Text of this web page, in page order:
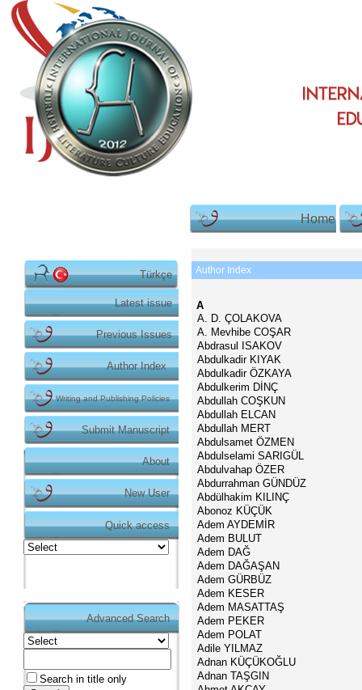
Home
Türkçe
Latest issue
Previous Issues
Author Index
Writing and Publishing Policies
Submit Manuscript
About
New User
Quick access
Advanced Search
Search in title only
Duyurular
Makale gönderimi için
tıklayınız.
https://dergipark.org.tr/tr/pub/teke
Dergimizin makale gönderme işlemi Dergipark
üzerinde gerçekleşmektedir:
https://dergipark.org.tr/tr/pub/teke
Makale gönderimi için Dergipark sitemizi
Author Index
A
A. D. ÇOLAKOVA
A. Mevhibe COŞAR
Abdrasul ISAKOV
Abdulkadir KIYAK
Abdulkadir ÖZKAYA
Abdulkerim DİNÇ
Abdullah COŞKUN
Abdullah ELCAN
Abdullah MERT
Abdulsamet ÖZMEN
Abdulselami SARIGÜL
Abdulvahap ÖZER
Abdurrahman GÜNDÜZ
Abdülhakim KILINÇ
Abonoz KÜÇÜK
Adem AYDEMİR
Adem BULUT
Adem DAĞ
Adem DAĞAŞAN
Adem GÜRBÜZ
Adem KESER
Adem MASATTAŞ
Adem PEKER
Adem POLAT
Adile YILMAZ
Adnan KÜÇÜKOĞLU
Adnan TAŞGIN